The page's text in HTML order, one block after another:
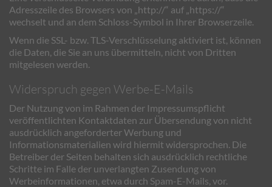
Adresszeile des Browsers von „http://“ auf „https://“
wechselt und an dem Schloss-Symbol in Ihrer Browserzeile.
Wenn die SSL- bzw. TLS-Verschlüsselung aktiviert ist, können
die Daten, die Sie an uns übermitteln, nicht von Dritten
mitgelesen werden.
Widerspruch gegen Werbe-E-Mails
Der Nutzung von im Rahmen der Impressumspflicht
veröffentlichten Kontaktdaten zur Übersendung von nicht
ausdrücklich angeforderter Werbung und
Informationsmaterialien wird hiermit widersprochen. Die
Betreiber der Seiten behalten sich ausdrücklich rechtliche
Schritte im Falle der unverlangten Zusendung von
Werbeinformationen, etwa durch Spam-E-Mails, vor.